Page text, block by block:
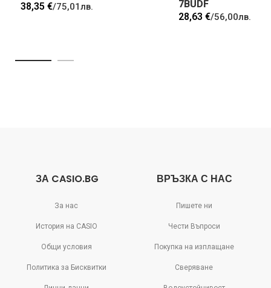
38,35 €/75,01лв.
7BUDF
28,63 €/56,00лв.
ЗА CASIO.BG
За нас
История на CASIO
Общи условия
Политика за Бисквитки
ВРЪЗКА С НАС
Пишете ни
Чести Въпроси
Покупка на изплащане
Сверяване